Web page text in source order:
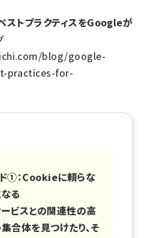
ストプラクティスをGoogleが
blog/google-
practices-for-
①：Cookieに頼らな
る
ビスとの関連性の高
合体を見つけたり、そ